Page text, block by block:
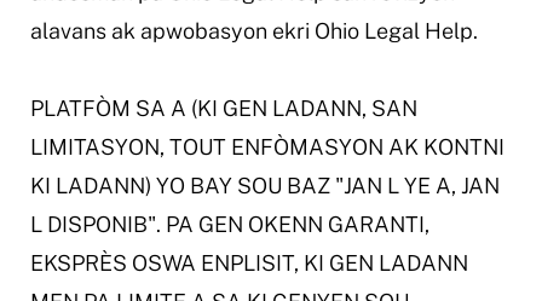
alavans ak apwobasyon ekri Ohio Legal Help.
PLATFÒM SA A (KI GEN LADANN, SAN
LIMITASYON, TOUT ENFÒMASYON AK KONTNI
KI LADANN) YO BAY SOU BAZ "JAN L YE A, JAN
L DISPONIB". PA GEN OKENN GARANTI,
EKSPRÈS OSWA ENPLISIT, KI GEN LADANN